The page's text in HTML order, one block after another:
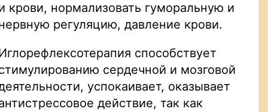
крови, нормализовать гуморальную и
регуляцию, давление крови.
способствует
сердечной и мозговой
успокаивает, оказывает
действие, так как